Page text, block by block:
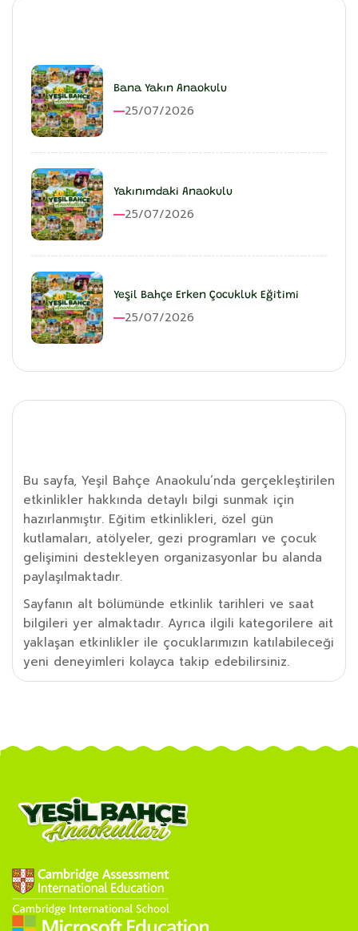
Bana Yakın Anaokulu
25/07/2026
Yakınımdaki Anaokulu
25/07/2026
Yeşil Bahçe Erken Çocukluk Eğitimi
25/07/2026
Bu sayfa, Yeşil Bahçe Anaokulu’nda gerçekleştirilen
etkinlikler hakkında detaylı bilgi sunmak için
hazırlanmıştır. Eğitim etkinlikleri, özel gün
kutlamaları, atölyeler, gezi programları ve çocuk
gelişimini destekleyen organizasyonlar bu alanda
paylaşılmaktadır.
Sayfanın alt bölümünde etkinlik tarihleri ve saat
bilgileri yer almaktadır. Ayrıca ilgili kategorilere ait
yaklaşan etkinlikler ile çocuklarımızın katılabileceği
yeni deneyimleri kolayca takip edebilirsiniz.